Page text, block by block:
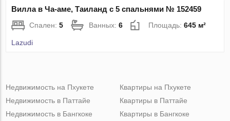
Вилла в Ча-аме, Таиланд с 5 спальнями № 152459
Спален:5 Ванных:6 Площадь:645 м²
Lazudi
Недвижимость на Пхукете
Недвижимость в Паттайе
Недвижимость в Бангкоке
Квартиры на Пхукете
Квартиры в Паттайе
Квартиры в Бангкоке